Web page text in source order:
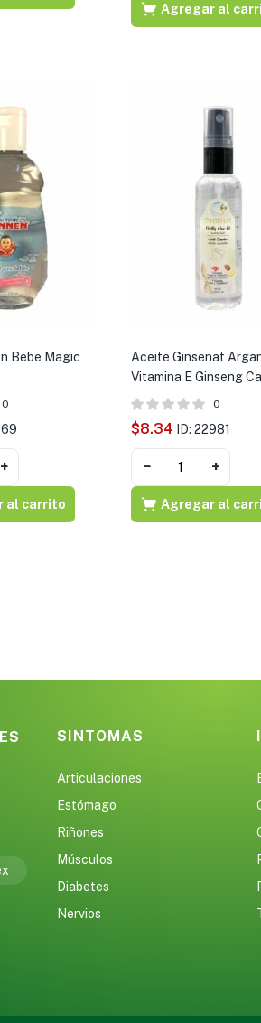
Agregar al
Bebe Magic
0
+
al carrito
Aceite Ginsenat
Vitamina E Ginseng
0
$8.34 ID: 22981
− +
Agregar al
SINTOMAS
Articulaciones
Estómago
Riñones
Músculos
Diabetes
Nervios